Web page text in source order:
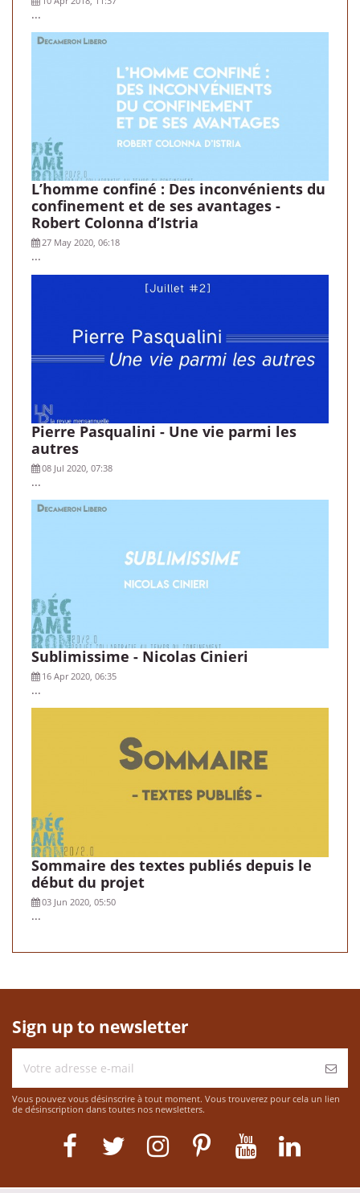
...
L’homme confiné : Des inconvénients du
confinement et de ses avantages -
Robert Colonna d’Istria
27 May 2020, 06:18
...
Pierre Pasqualini - Une vie parmi les
autres
08 Jul 2020, 07:38
...
Sublimissime - Nicolas Cinieri
16 Apr 2020, 06:35
...
Sommaire des textes publiés depuis le
début du projet
03 Jun 2020, 05:50
...
Sign up to newsletter
Vous pouvez vous désinscrire à tout moment. Vous trouverez pour cela un lien
de désinscription dans toutes nos newsletters.